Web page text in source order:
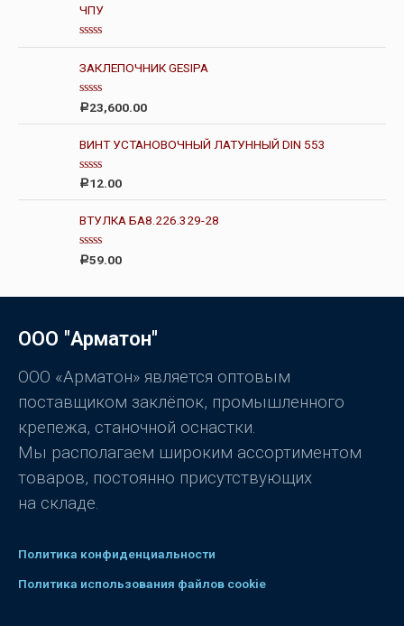
ЧПУ
О
е
н
к
а
з
5
ЗАКЛЕПОЧНИК GESIPA
О
е
н
к
а
0
и
з
Р23,600.00
ВИНТ УСТАНОВОЧНЫЙ ЛАТУННЫЙ DIN 553
О
н
к
а
0
и
Р12.00
ВТУЛКА БА8.226.329-28
О
и
з
Р59.00
ООО "Арматон"
ООО «Арматон» является оптовым
поставщиком заклёпок, промышленного
крепежа, станочной оснастки.
Мы располагаем широким ассортиментом
товаров, постоянно присутствующих
на складе.
Политика конфиденциальности
Политика использования файлов cookie